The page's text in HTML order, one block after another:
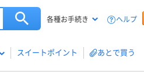
各種お手続き ヘルプ
スイートポイント あとで買う